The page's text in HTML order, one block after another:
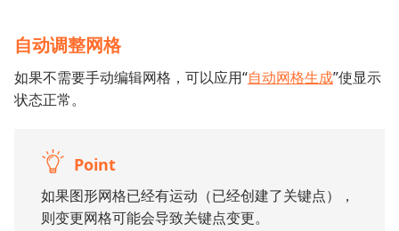
自动调整网格
如果不需要手动编辑网格，可以应用“自动网格生成”使显示
状态正常。
Point
如果图形网格已经有运动（已经创建了关键点），
则变更网格可能会导致关键点变更。